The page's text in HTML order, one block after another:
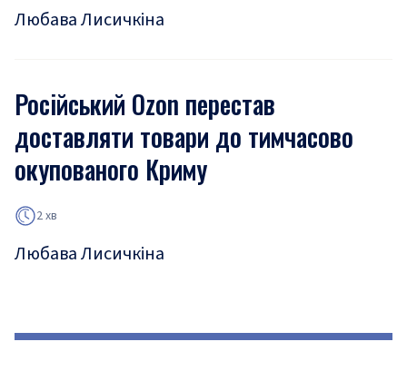
Любава Лисичкіна
Російський Ozon перестав
доставляти товари до тимчасово
окупованого Криму
2 хв
Любава Лисичкіна